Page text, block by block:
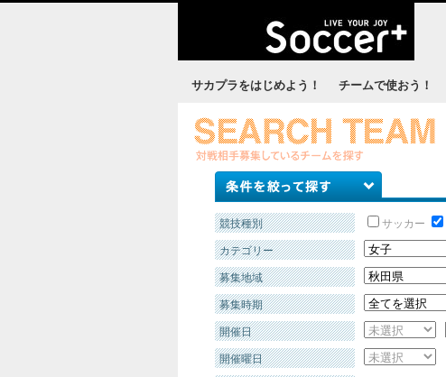
サカプラをはじめよう！ チームで使おう！
競技種別 サッカー
カテゴリー
募集地域
募集時期
開催日
開催曜日